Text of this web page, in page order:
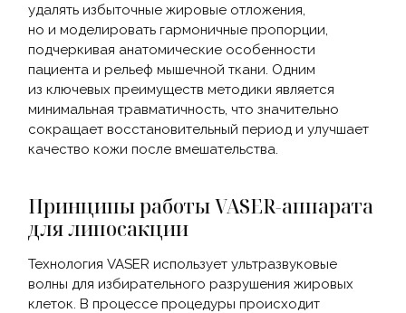
удалять избыточные жировые отложения,
но и моделировать гармоничные пропорции,
подчеркивая анатомические особенности
пациента и рельеф мышечной ткани. Одним
из ключевых преимуществ методики является
минимальная травматичность, что значительно
сокращает восстановительный период и улучшает
качество кожи после вмешательства.
Принципы работы VASER-аппарата
для липосакции
Технология VASER использует ультразвуковые
волны для избирательного разрушения жировых
клеток. В процессе процедуры происходит